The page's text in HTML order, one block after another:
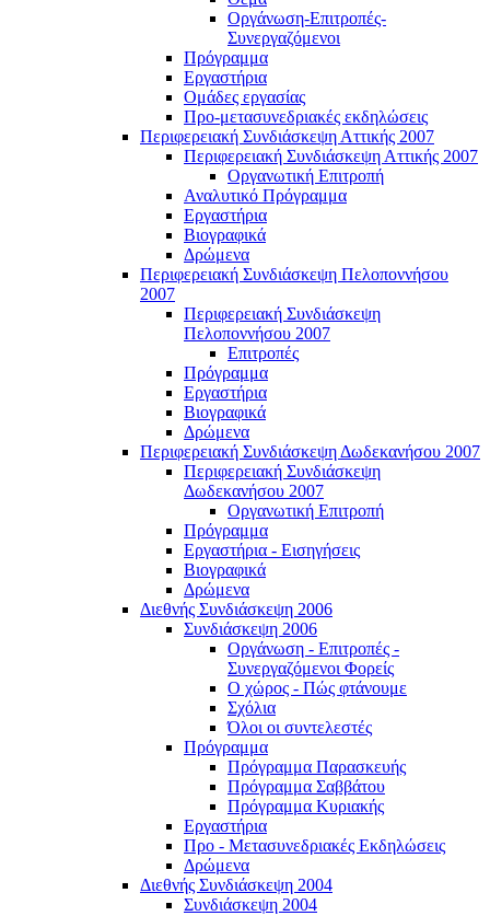
Οργάνωση-Επιτροπές-
Συνεργαζόμενοι
Πρόγραμμα
Εργαστήρια
Ομάδες εργασίας
Προ-μετασυνεδριακές εκδηλώσεις
Περιφερειακή Συνδιάσκεψη Αττικής 2007
Περιφερειακή Συνδιάσκεψη Αττικής 2007
Οργανωτική Επιτροπή
Αναλυτικό Πρόγραμμα
Εργαστήρια
Βιογραφικά
Δρώμενα
Περιφερειακή Συνδιάσκεψη Πελοποννήσου
2007
Περιφερειακή Συνδιάσκεψη
Πελοποννήσου 2007
Επιτροπές
Πρόγραμμα
Εργαστήρια
Βιογραφικά
Δρώμενα
Περιφερειακή Συνδιάσκεψη Δωδεκανήσου 2007
Περιφερειακή Συνδιάσκεψη
Δωδεκανήσου 2007
Οργανωτική Επιτροπή
Πρόγραμμα
Εργαστήρια - Εισηγήσεις
Βιογραφικά
Δρώμενα
Διεθνής Συνδιάσκεψη 2006
Συνδιάσκεψη 2006
Οργάνωση - Επιτροπές -
Συνεργαζόμενοι Φορείς
Ο χώρος - Πώς φτάνουμε
Σχόλια
Όλοι οι συντελεστές
Πρόγραμμα
Πρόγραμμα Παρασκευής
Πρόγραμμα Σαββάτου
Πρόγραμμα Κυριακής
Εργαστήρια
Προ - Μετασυνεδριακές Εκδηλώσεις
Δρώμενα
Διεθνής Συνδιάσκεψη 2004
Συνδιάσκεψη 2004